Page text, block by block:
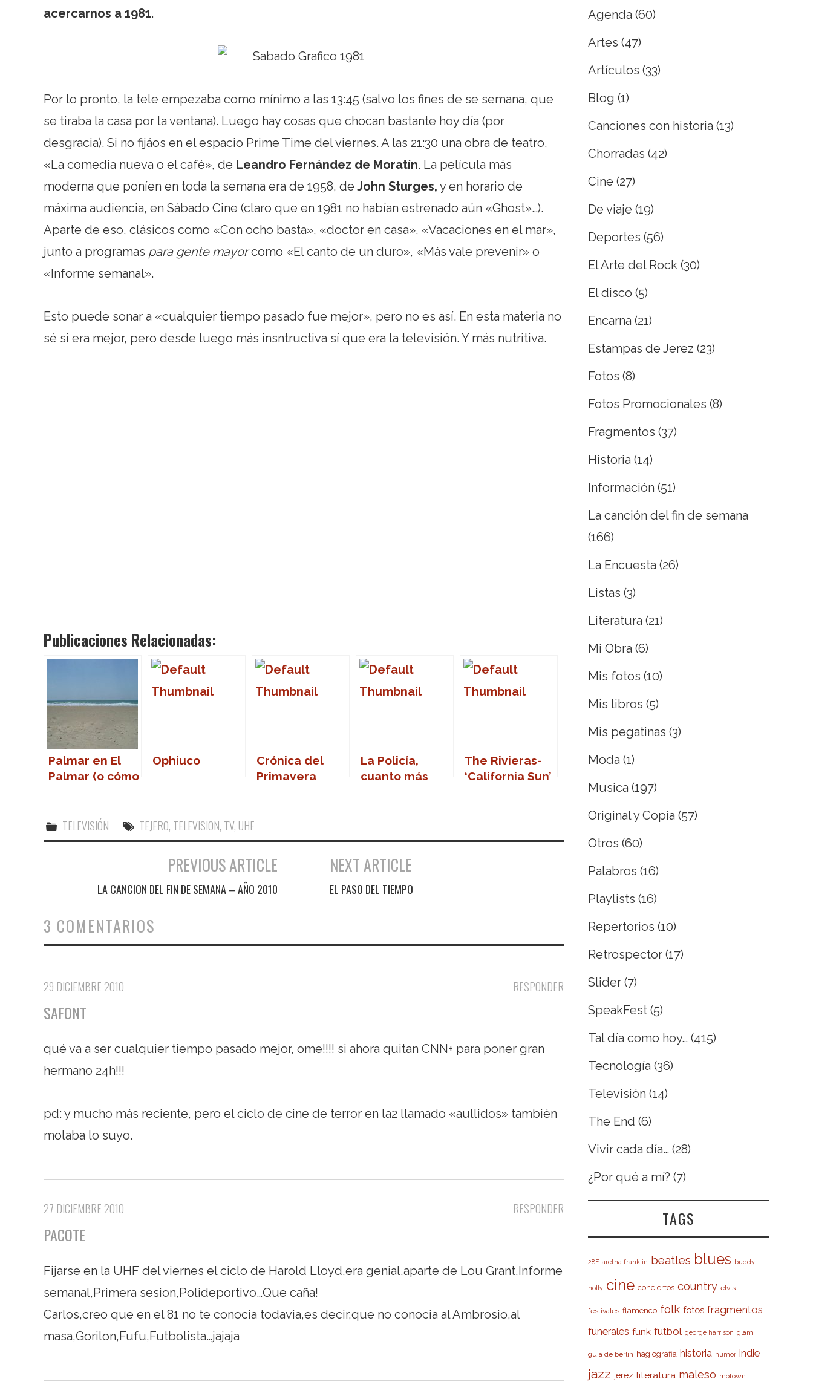
acercarnos a 1981.
Por lo pronto, la tele empezaba como mínimo a las 13:45 (salvo los fines de se semana, que
se tiraba la casa por la ventana). Luego hay cosas que chocan bastante hoy día (por
desgracia). Si no fijáos en el espacio Prime Time del viernes. A las 21:30 una obra de teatro,
«La comedia nueva o el café», de Leandro Fernández de Moratín. La película más
moderna que poníen en toda la semana era de 1958, de John Sturges, y en horario de
máxima audiencia, en Sábado Cine (claro que en 1981 no habían estrenado aún «Ghost»…).
Aparte de eso, clásicos como «Con ocho basta», «doctor en casa», «Vacaciones en el mar»,
junto a programas para gente mayorcomo «El canto de un duro», «Más vale prevenir» o
«Informe semanal».
Esto puede sonar a «cualquier tiempo pasado fue mejor», pero no es así. En esta materia no
sé si era mejor, pero desde luego más insntructiva sí que era la televisión. Y más nutritiva.
Publicaciones Relacionadas:
Palmar en El
Palmar (o cómo
vida)
Ophiuco
Crónica del
Primavera
La Policía,
cuanto más
The Rivieras-
‘California Sun’
TELEVISIÓN TEJERO, TELEVISION, TV, UHF
Navegación de entradas
PREVIOUS ARTICLE
LA CANCION DEL FIN DE SEMANA – AÑO 2010
NEXT ARTICLE
EL PASO DEL TIEMPO
3 COMENTARIOS
RESPONDER
29 DICIEMBRE 2010
SAFONT
qué va a ser cualquier tiempo pasado mejor, ome!!!! si ahora quitan CNN+ para poner gran
hermano 24h!!!
pd: y mucho más reciente, pero el ciclo de cine de terror en la2 llamado «aullidos» también
molaba lo suyo.
RESPONDER
27 DICIEMBRE 2010
PACOTE
Fijarse en la UHF del viernes el ciclo de Harold Lloyd,era genial,aparte de Lou Grant,Informe
semanal,Primera sesion,Polideportivo…Que caña!
Carlos,creo que en el 81 no te conocia todavia,es decir,que no conocia al Ambrosio,al
masa,Gorilon,Fufu,Futbolista…jajaja
Agenda (60)
Artes (47)
Artículos (33)
Blog (1)
Canciones con historia (13)
Chorradas (42)
Cine (27)
De viaje (19)
Deportes (56)
El Arte del Rock (30)
El disco (5)
Encarna (21)
Estampas de Jerez (23)
Fotos (8)
Fotos Promocionales (8)
Fragmentos (37)
Historia (14)
Información (51)
La canción del fin de semana
(166)
La Encuesta (26)
Listas (3)
Literatura (21)
Mi Obra (6)
Mis fotos (10)
Mis libros (5)
Mis pegatinas (3)
Moda (1)
Musica (197)
Original y Copia (57)
Otros (60)
Palabros (16)
Playlists (16)
Repertorios (10)
Retrospector (17)
Slider (7)
SpeakFest (5)
Tal día como hoy… (415)
Tecnología (36)
Televisión (14)
The End (6)
Vivir cada día… (28)
¿Por qué a mí? (7)
TAGS
28F aretha franklin beatles blues buddy
holly cine conciertos country elvis
festivales flamenco folk fotos fragmentos
funerales funk futbol george harrison glam
guía de berlín hagiografia historia humor indie
jazz jerez literatura maleso motown